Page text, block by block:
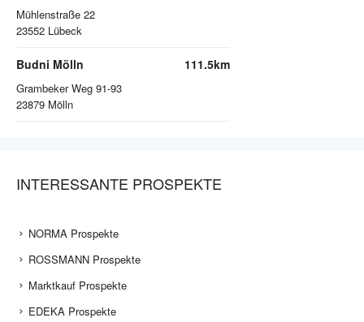
Mühlenstraße 22
23552 Lübeck
Budni Mölln
Grambeker Weg 91-93
23879 Mölln
111.5km
INTERESSANTE PROSPEKTE
NORMA Prospekte
ROSSMANN Prospekte
Marktkauf Prospekte
EDEKA Prospekte